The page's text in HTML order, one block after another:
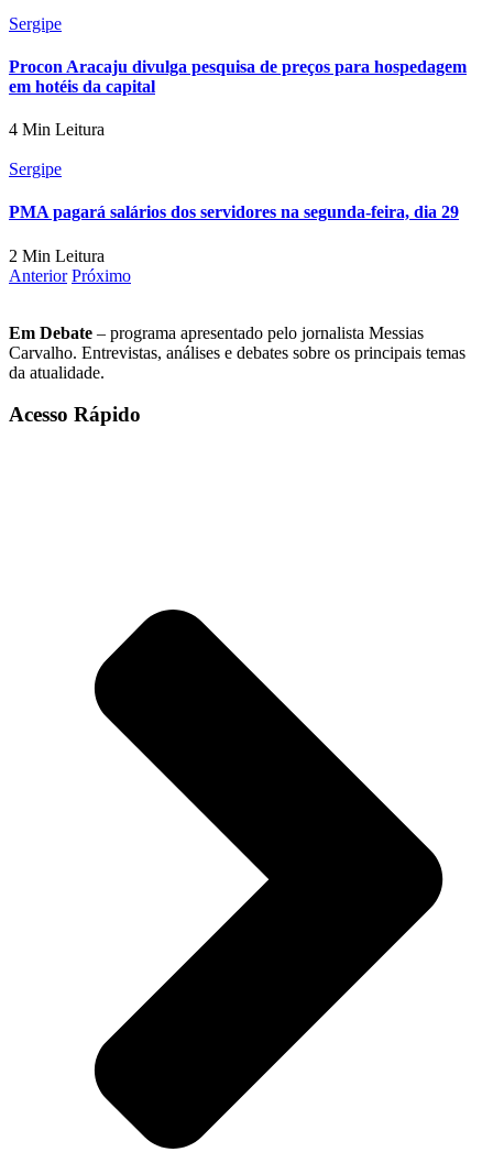
Sergipe
Procon Aracaju divulga pesquisa de preços para hospedagem
em hotéis da capital
4 Min Leitura
Sergipe
PMA pagará salários dos servidores na segunda-feira, dia 29
2 Min Leitura
Anterior Próximo
Em Debate – programa apresentado pelo jornalista Messias
Carvalho. Entrevistas, análises e debates sobre os principais temas
da atualidade.
Acesso Rápido